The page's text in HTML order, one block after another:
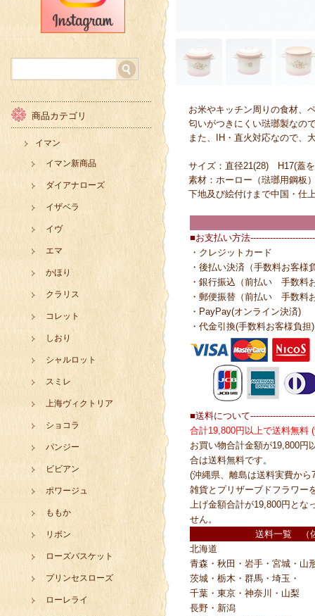
お米やキッチン周りの食材、
匂いがつきにくい琺瑯製なの
また、IH・直火対応なので、
サイズ：直径21(28) H17(蓋
素材：ホーロー（琺瑯用鋼板
下地及び絵付けまで中国・仕
■お支払い方法
・クレジットカード
・後払い決済（手数料お客様
・銀行振込（前払い 手数料
・郵便振替（前払い 手数料
・PayPay(オンライン決済)
・代金引換(手数料お客様負担)
■送料について
合計19,800円以上で送料無料
お買い物合計金額が19,800円
合は送料無料です。
(沖縄県、離島は送料実費から
雑貨とプリザーブドフラワー
上げ金額合計が19,800円とな
せん。
送料一覧 （
北海道
青森・秋田・岩手・宮城・山
茨城・栃木・群馬・埼玉・
千葉・東京・神奈川・山梨
長野・新潟
商品カテゴリ
イマン
イマン新商品
ダイアナローズ
イザベラ
イヴ
エマ
かほり
クラリス
コレット
しおり
シャルロット
スミレ
上海ヴィクトリア
ショコラ
パンジー
ビビアン
ポワージュ
ももか
リボン
ローズバスケット
プリンセスローズ
ローレライ